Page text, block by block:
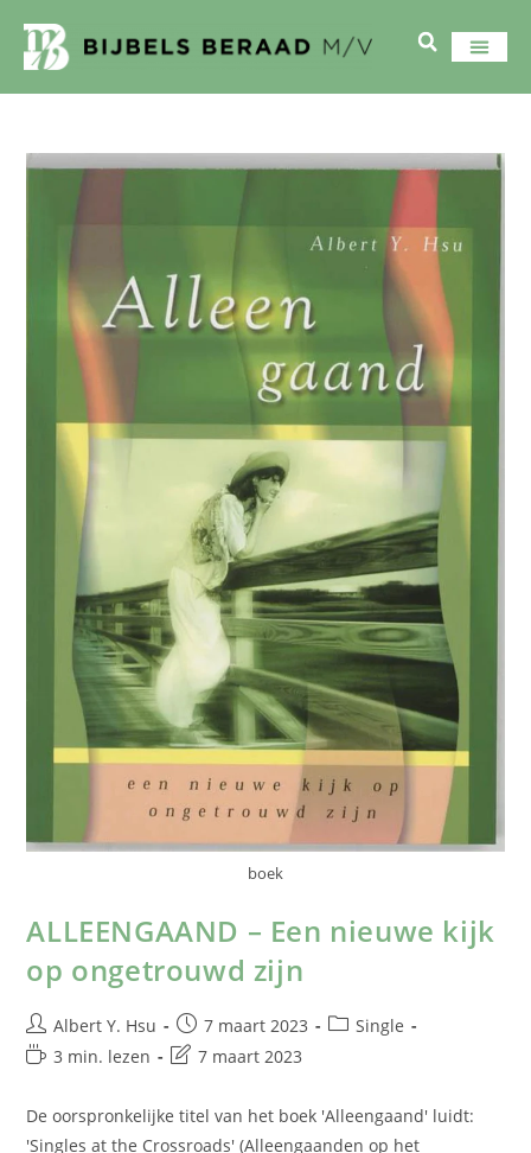
boek
ALLEENGAAND – Een nieuwe kijk
op ongetrouwd zijn
Albert Y. Hsu 7 maart 2023
Single
3 min. lezen
7 maart 2023
De oorspronkelijke titel van het boek 'Alleengaand' luidt:
'Singles at the Crossroads' (Alleengaanden op het